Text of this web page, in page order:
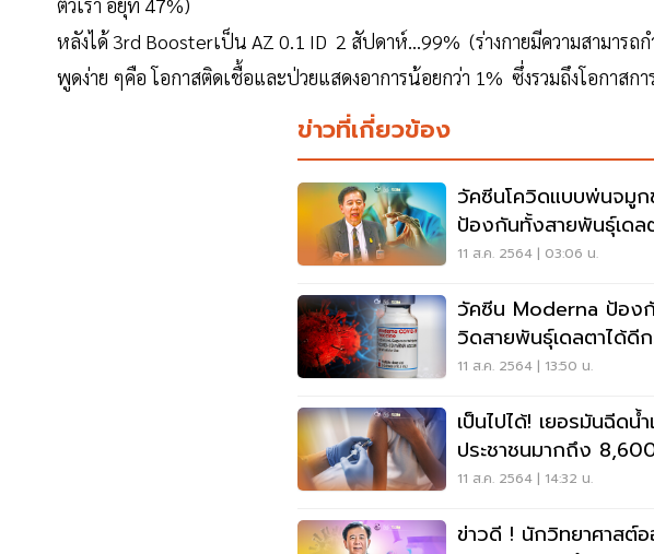
ตัวเรา อยุ่ที 47%)
หลังได้ 3rd Boosterเป็น AZ 0.1 ID 2 สัปดาห์...99% (ร่างกายมีความสามารถก
พูดง่าย ๆคือ โอกาสติดเชื้อและป่วยแสดงอาการน้อยกว่า 1% ซึ่งรวมถึงโอกาสก
ข่าวที่เกี่ยวข้อง
วัคซีนโควิดแบบพ่นจมูก
ป้องกันทั้งสายพันธุ์เดล
ใหญ่
11 ส.ค. 2564 | 03:06 น.
วัคซีน Moderna ป้อง
วิดสายพันธุ์เดลตาได้ดี
11 ส.ค. 2564 | 13:50 น.
เป็นไปได้! เยอรมันฉีดน้
ประชาชนมากถึง 8,600 คนแทน
วัคซีน Pfizer
11 ส.ค. 2564 | 14:32 น.
ข่าวดี ! นักวิทยาศาสต์อ